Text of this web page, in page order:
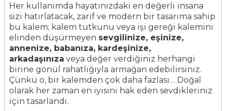
Her kullanımda hayatınızdaki en değerli insana
sizi hatırlatacak, zarif ve modern bir tasarıma sahip
bu kalem; kalem tutkunu veya işi gereği kalemini
elinden düşürmeyen sevgilinize, eşinize,
annenize, babanıza, kardeşinize,
arkadaşınıza veya değer verdiğiniz herhangi
birine gönül rahatlığıyla armağan edebilirsiniz.
Çünkü o, bir kalemden çok daha fazlası… Doğal
olarak her zaman en iyisini hak eden sevdikleriniz
için tasarlandı.